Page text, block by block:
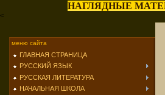
НАГЛЯДНЫЕ
<
меню сайта
ГЛАВНАЯ СТРАНИЦА
РУССКИЙ ЯЗЫК
РУССКАЯ ЛИТЕРАТУРА
НАЧАЛЬНАЯ ШКОЛА